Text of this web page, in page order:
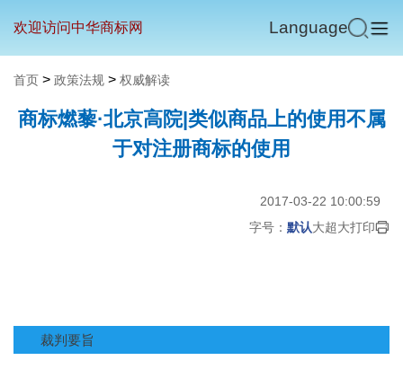
欢迎访问中华商标网 Language
首页 > 政策法规 > 权威解读
商标燃藜·北京高院|类似商品上的使用不属
于对注册商标的使用
2017-03-22 10:00:59
字号： 默认大超大打印
裁判要旨